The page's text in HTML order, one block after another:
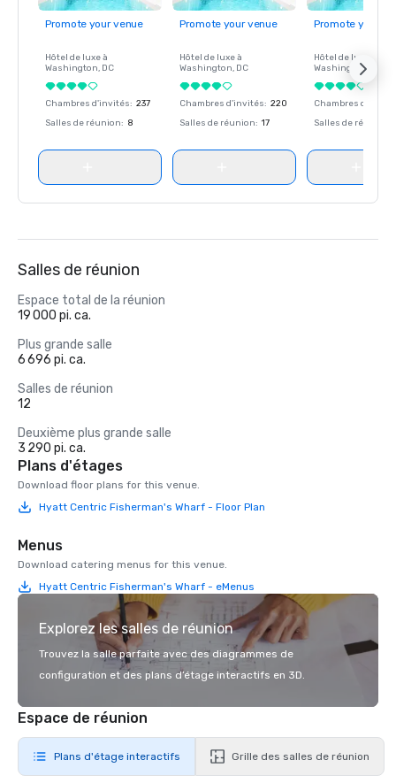
Promote your venue
Hôtel de luxe à
Washington, DC
Chambres d'invités: 237
Salles de réunion: 8
Promote your venue
Hôtel de luxe à
Washington, DC
Chambres d'invités: 220
Salles de réunion: 17
Promote your
Hôtel de luxe à
Washington
Chambres
Salles de réunion
Salles de réunion
Espace total de la réunion
19 000 pi. ca.
Plus grande salle
6 696 pi. ca.
Salles de réunion
12
Deuxième plus grande salle
3 290 pi. ca.
Plans d'étages
Download floor plans for this venue.
Hyatt Centric Fisherman's Wharf - Floor Plan
Menus
Download catering menus for this venue.
Hyatt Centric Fisherman's Wharf - eMenus
Explorez les salles de réunion
Trouvez la salle parfaite avec des diagrammes de
configuration et des plans d’étage interactifs en 3D.
Espace de réunion
Plans d'étage interactifs Grille des salles de réunion